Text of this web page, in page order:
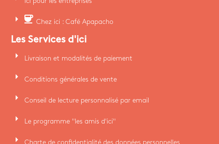
arrow_right coffee Chez ici : Café Apapacho
Les Services d'ici
arrow_right Livraison et modalités de paiement
arrow_right Conditions générales de vente
arrow_right Conseil de lecture personnalisé par email
arrow_right Le programme "les amis d'ici"
arrow_right Charte de confidentialité des données personnelles